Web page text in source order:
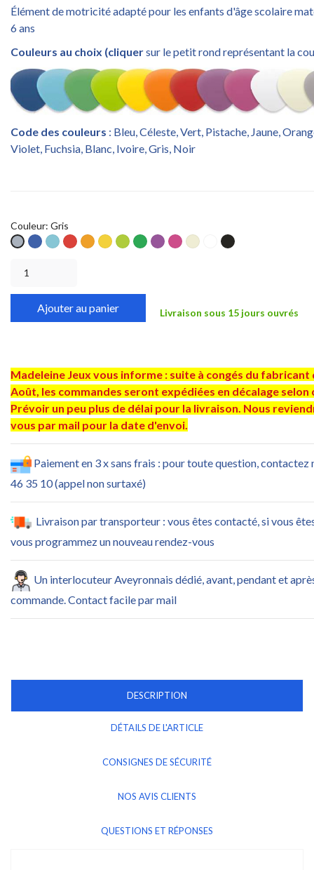
Élément de motricité adapté pour les enfants d'âge scolaire
6 ans
Couleurs au choix (cliquersur le petit rond représentant la
Code des couleurs : Bleu, Céleste, Vert, Pistache, Jaune,
Violet, Fuchsia, Blanc, Ivoire, Gris, Noir
Couleur: Gris
Gris Bleu
S
Céleste
S
Rouge
S
Orange
S
Jaune
S
Pistache
S
Vert
S
Violet
S
Fuchsia
S
Ivoire
S
BlancNoir
S
Ajouter au panier Livraison sous 15 jours ouvrés
Madeleine Jeux vous informe : suite à congés du fabricant
Août, les commandes seront expédiées en décalage selon
Prévoir un peu plus de délai pour la livraison. Nous
vous par mail pour la date d'envoi.
Paiement en 3 x sans frais : pour toute question, contactez
46 35 10 (appel non surtaxé)
Livraison par transporteur : vous êtes contacté, si vous
vous programmez un nouveau rendez-vous
Un interlocuteur Aveyronnais dédié, avant, pendant et
commande. Contact facile par mail
DESCRIPTION
DÉTAILS DE L'ARTICLE
CONSIGNES DE SÉCURITÉ
NOS AVIS CLIENTS
QUESTIONS ET RÉPONSES